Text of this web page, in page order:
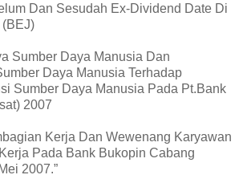
Dan Sesudah Ex-Dividend Date Di
(BEJ)
Sumber Daya Manusia Dan
Daya Manusia Terhadap
Sumber Daya Manusia Pada Pt.Bank
2007
Kerja Dan Wewenang Karyawan
Pada Bank Bukopin Cabang
2007.”